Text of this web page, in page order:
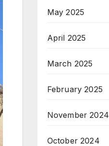
May 2025
April 2025
March 2025
February 2025
November 2024
October 2024